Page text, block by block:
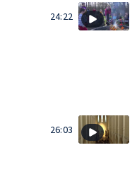
24:22
26:03